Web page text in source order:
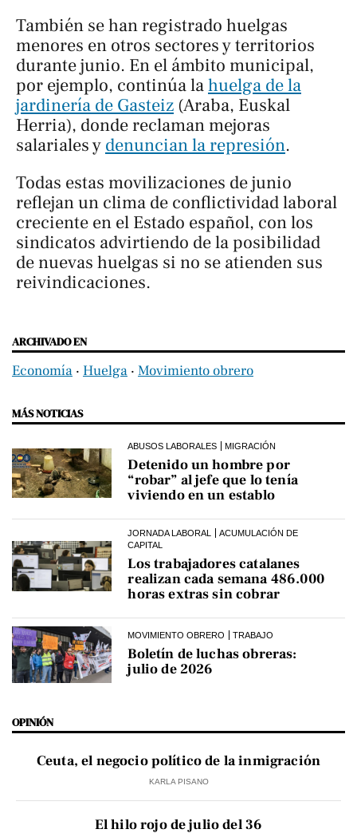
También se han registrado huelgas
menores en otros sectores y territorios
durante junio. En el ámbito municipal,
por ejemplo, continúa lahuelga de la
jardinería de Gasteiz (Araba, Euskal
Herria), donde reclaman mejoras
salariales y denuncian la represión.
Todas estas movilizaciones de junio
reflejan un clima de conflictividad laboral
creciente en el Estado español, con los
sindicatos advirtiendo de la posibilidad
de nuevas huelgas si no se atienden sus
reivindicaciones.
ARCHIVADO EN
Economía ‧ Huelga ‧ Movimiento obrero
MÁS NOTICIAS
ABUSOS LABORALES MIGRACIÓN
Detenido un hombre por
“robar” al jefe que lo tenía
viviendo en un establo
JORNADA LABORAL
ACUMULACIÓN DE
CAPITAL
Los trabajadores catalanes
realizan cada semana 486.000
horas extras sin cobrar
MOVIMIENTO OBRERO TRABAJO
Boletín de luchas obreras:
julio de 2026
OPINIÓN
Ceuta, el negocio político de la inmigración
KARLA PISANO
El hilo rojo de julio del 36